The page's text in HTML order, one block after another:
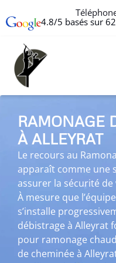
4.8/5 basés sur
RAMONAGE
À ALLEYRAT
Le recours au
apparaît comme une
assurer la sécurité
À mesure que
s’installe
débistrage à Alleyrat
pour ramonage
de cheminée à